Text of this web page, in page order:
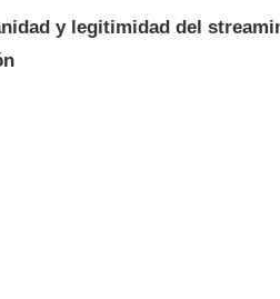
y legitimidad del